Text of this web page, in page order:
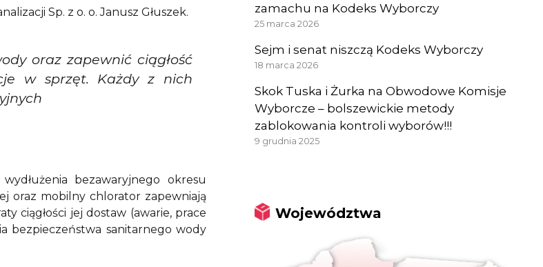
Sp. z o. o. Janusz Głuszek.
oraz zapewnić ciągłość
w sprzęt. Każdy z nich
bezawaryjnego okresu
oraz mobilny chlorator zapewniają
ciągłości jej dostaw (awarie, prace
bezpieczeństwa sanitarnego wody
zamachu na Kodeks Wyborczy
25 marca 2026
Sejm i senat niszczą Kodeks Wyborczy
18 marca 2026
Skok Tuska i Żurka na Obwodowe Komisje
Wyborcze – bolszewickie metody
zablokowania kontroli wyborów!!!
9 grudnia 2025
Województwa